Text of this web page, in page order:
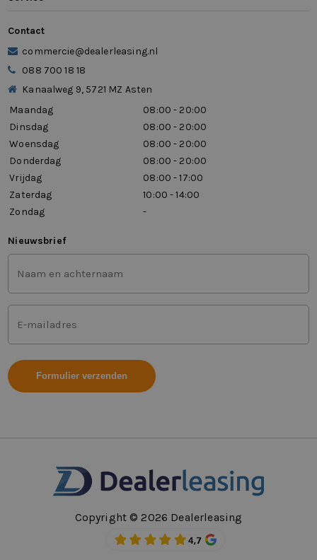
Contact
commercie@dealerleasing.nl
088 700 18 18
Kanaalweg 9, 5721 MZ Asten
Maandag
08:00 - 20:00
Dinsdag
08:00 - 20:00
Woensdag
08:00 - 20:00
Donderdag
08:00 - 20:00
Vrijdag
08:00 - 17:00
Zaterdag
10:00 - 14:00
Zondag
-
Nieuwsbrief
Voor-
en
achternaam
(Vereist)
Mailadres
(Vereist)
Copyright © 2026 Dealerleasing